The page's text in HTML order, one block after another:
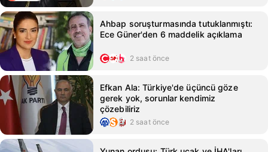
Ahbap soruşturmasında tutuklanmıştı:
Ece Güner'den 6 maddelik açıklama
2 saat önce
Efkan Ala: Türkiye'de üçüncü göze
gerek yok, sorunlar kendimiz
çözebiliriz
2 saat önce